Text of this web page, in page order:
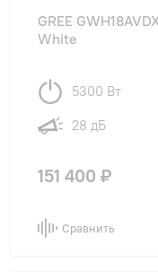
GREE
White
5300 Вт
28 дБ
151 400 ₽
Сравнить